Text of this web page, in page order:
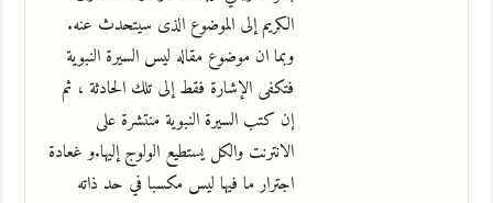
الكريم إلى الموضوع الذى سيتحدث عنه.
وبما ان موضوع مقاله ليس السيرة النبوية
فتكفى الإشارة فقط إلى تلك الحادثة ، ثم
إن كتب السيرة النبوية منتشرة على
الانترنت والكل يستطيع الولوج إليها.و غعادة
اجترار ما فيها ليس مكسبا في حد ذاته